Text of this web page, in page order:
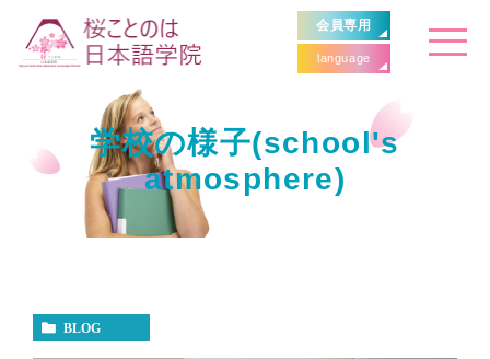
language
会員専用
学校の様子(school's
atmosphere)
BLOG